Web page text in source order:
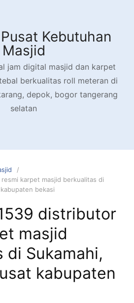
Kebutuhan
Masjid
jam digital masjid dan karpet
berkualitas roll meteran di
depok, bogor tangerang
selatan
karpet masjid berkualitas di
bekasi
distributor
masjid
di Sukamahi,
kabupaten